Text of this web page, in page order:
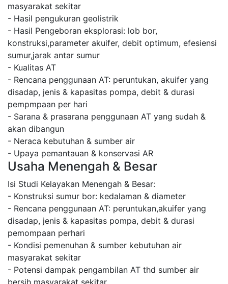
masyarakat sekitar
- Hasil pengukuran geolistrik
- Hasil Pengeboran eksplorasi: lob bor,
konstruksi,parameter akuifer, debit optimum, efesiensi
sumur,jarak antar sumur
- Kualitas AT
- Rencana penggunaan AT: peruntukan, akuifer yang
disadap, jenis & kapasitas pompa, debit & durasi
pempmpaan per hari
- Sarana & prasarana penggunaan AT yang sudah &
akan dibangun
- Neraca kebutuhan & sumber air
- Upaya pemantauan & konservasi AR
Usaha Menengah & Besar
Isi Studi Kelayakan Menengah & Besar:
- Konstruksi sumur bor: kedalaman & diameter
- Rencana penggunaan AT: peruntukan,akuifer yang
disadap, jenis & kapasitas pompa, debit & durasi
pemompaan perhari
- Kondisi pemenuhan & sumber kebutuhan air
masyarakat sekitar
- Potensi dampak pengambilan AT thd sumber air